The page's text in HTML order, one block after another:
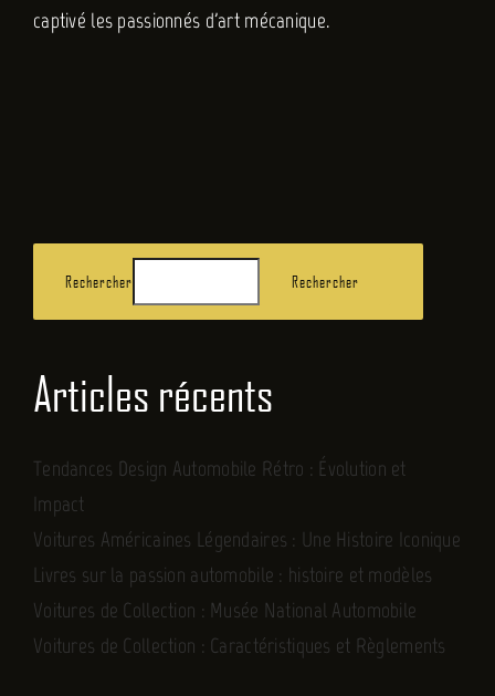
captivé les passionnés d'art mécanique.
Rechercher Rechercher
Articles récents
Tendances Design Automobile Rétro : Évolution et
Impact
Voitures Américaines Légendaires : Une Histoire Iconique
Livres sur la passion automobile : histoire et modèles
Voitures de Collection : Musée National Automobile
Voitures de Collection : Caractéristiques et Règlements